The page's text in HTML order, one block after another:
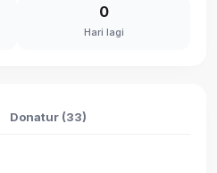
0
Hari lagi
Donatur (33)